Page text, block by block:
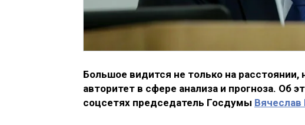
Большое видится не только на
авторитет в сфере анализа и прогноза. Об
соцсетях председатель Госдумы Вячеслав